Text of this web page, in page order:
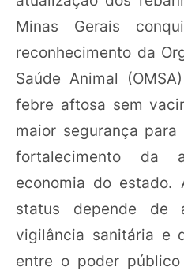
Minas Gerais
reconhecimento da
Saúde Animal
febre aftosa sem
maior segurança
fortalecimento da
economia do estado.
status depende de
vigilância sanitária e
entre o poder